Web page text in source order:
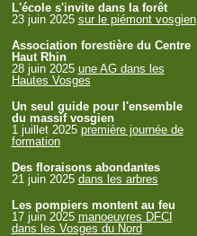
L'école s'invite dans la forêt
23 juin 2025 sur le piémont vosgien
Association forestière du Centre
Haut Rhin
28 juin 2025 une AG dans les
Hautes Vosges
Un seul guide pour l'ensemble
du massif vosgien
1 juillet 2025 première journée de
formation
Des floraisons abondantes
21 juin 2025 dans les arbres
Les pompiers montent au feu
17 juin 2025 manoeuvres DFCI
dans les Vosges du Nord